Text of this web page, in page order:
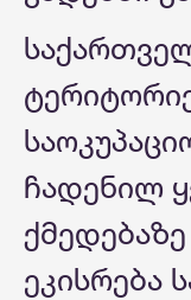
ჩადენილ
ეკისრება